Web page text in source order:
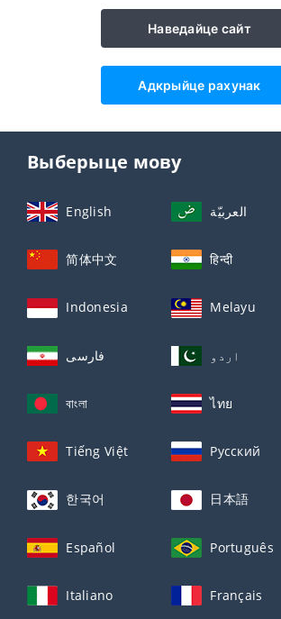
Наведайце сайт
Адкрыйце рахунак
Выберыце мову
English العربيّة
简体中文 हिन्दी
Indonesia Melayu
فارسی اردو
বাংলা ไทย
Tiếng Việt Русский
한국어 日本語
Español Português
Italiano Français